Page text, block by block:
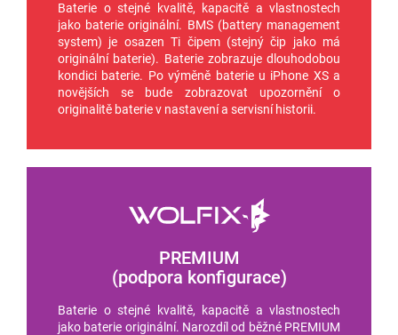
Baterie o stejné kvalitě, kapacitě a vlastnostech
jako baterie originální. BMS (battery management
system) je osazen Ti čipem (stejný čip jako má
originální baterie). Baterie zobrazuje dlouhodobou
kondici baterie. Po výměně baterie u iPhone XS a
novějších se bude zobrazovat upozornění o
originalitě baterie v nastavení a servisní historii.
PREMIUM
(podpora konfigurace)
Baterie o stejné kvalitě, kapacitě a vlastnostech
jako baterie originální. Narozdíl od běžné PREMIUM